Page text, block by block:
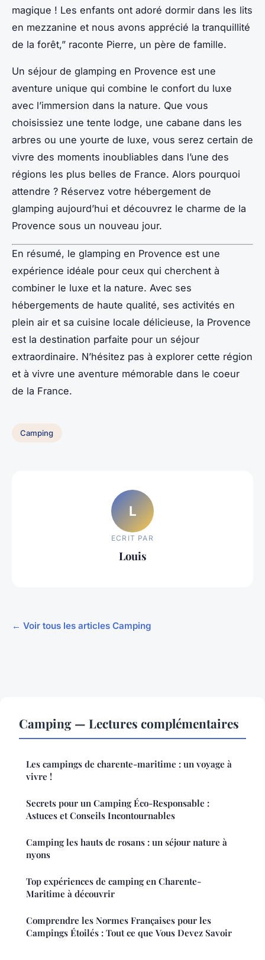
magique ! Les enfants ont adoré dormir dans les lits
en mezzanine et nous avons apprécié la tranquillité
de la forêt,” raconte Pierre, un père de famille.
Un séjour de glamping en Provence est une
aventure unique qui combine le confort du luxe
avec l’immersion dans la nature. Que vous
choisissiez une tente lodge, une cabane dans les
arbres ou une yourte de luxe, vous serez certain de
vivre des moments inoubliables dans l’une des
régions les plus belles de France. Alors pourquoi
attendre ? Réservez votre hébergement de
glamping aujourd’hui et découvrez le charme de la
Provence sous un nouveau jour.
En résumé, le glamping en Provence est une
expérience idéale pour ceux qui cherchent à
combiner le luxe et la nature. Avec ses
hébergements de haute qualité, ses activités en
plein air et sa cuisine locale délicieuse, la Provence
est la destination parfaite pour un séjour
extraordinaire. N’hésitez pas à explorer cette région
et à vivre une aventure mémorable dans le coeur
de la France.
Camping
L
ECRIT PAR
Louis
← Voir tous les articles Camping
Camping — Lectures complémentaires
Les campings de charente-maritime : un voyage à
vivre !
Secrets pour un Camping Éco-Responsable :
Astuces et Conseils Incontournables
Camping les hauts de rosans : un séjour nature à
nyons
Top expériences de camping en Charente-
Maritime à découvrir
Comprendre les Normes Françaises pour les
Campings Étoilés : Tout ce que Vous Devez Savoir